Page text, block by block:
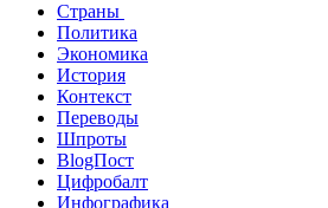
Страны
Политика
Экономика
История
Контекст
Переводы
Шпроты
BlogПост
Цифробалт
Инфографика